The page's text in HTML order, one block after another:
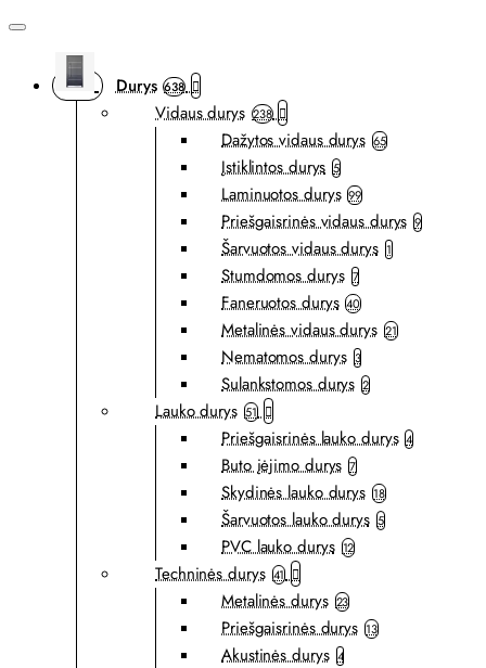
Durys 638
Vidaus durys 238
Dažytos vidaus durys 65
Įstiklintos durys 5
Laminuotos durys 99
Priešgaisrinės vidaus durys 9
Šarvuotos vidaus durys 1
Stumdomos durys 7
Faneruotos durys 40
Metalinės vidaus durys 21
Nematomos durys 3
Sulankstomos durys 2
Lauko durys 51
Priešgaisrinės lauko durys 4
Buto įėjimo durys 7
Skydinės lauko durys 18
Šarvuotos lauko durys 5
PVC lauko durys 12
Techninės durys 41
Metalinės durys 23
Priešgaisrinės durys 13
Akustinės durys 4